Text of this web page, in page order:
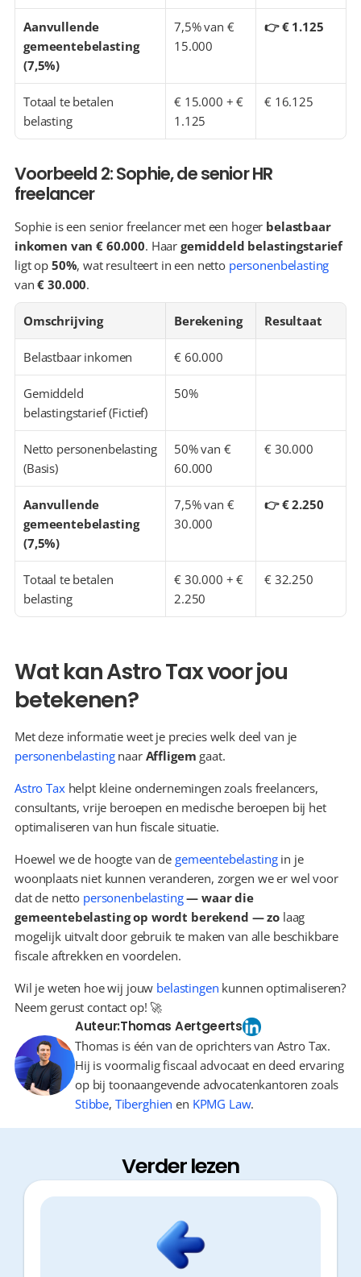
Aanvullende
gemeentebelasting
(7,5%)
7,5% van €
15.000
👉 € 1.125
Totaal te betalen
belasting
€ 15.000 + €
1.125
€ 16.125
Voorbeeld 2: Sophie, de senior HR
freelancer
Sophie is een senior freelancer met een hoger belastbaar
inkomen van € 60.000. Haar gemiddeld belastingstarief
ligt op 50%, wat resulteert in een netto personenbelasting
van € 30.000.
Omschrijving Berekening Resultaat
Belastbaar inkomen € 60.000
Gemiddeld
belastingstarief (Fictief)
50%
Netto personenbelasting
(Basis)
50% van €
60.000
€ 30.000
Aanvullende
gemeentebelasting
(7,5%)
7,5% van €
30.000
👉 € 2.250
Totaal te betalen
belasting
€ 30.000 + €
2.250
€ 32.250
Wat kan Astro Tax voor jou
betekenen?
personenbelasting naar Affligem gaat.
Astro Tax helpt kleine ondernemingen zoals freelancers,
consultants, vrije beroepen en medische beroepen bij het
optimaliseren van hun fiscale situatie.
Hoewel we de hoogte van de gemeentebelasting in je
woonplaats niet kunnen veranderen, zorgen we er wel voor
dat de netto personenbelasting — waar die
gemeentebelasting op wordt berekend — zo laag
mogelijk uitvalt door gebruik te maken van alle beschikbare
fiscale aftrekken en voordelen.
Wil je weten hoe wij jouw belastingen kunnen optimaliseren?
Neem gerust contact op! 🚀
Auteur:Thomas Aertgeerts
Thomas is één van de oprichters van Astro Tax.
Hij is voormalig fiscaal advocaat en deed ervaring
op bij toonaangevende advocatenkantoren zoals
Stibbe, Tiberghien en KPMG Law.
Verder lezen